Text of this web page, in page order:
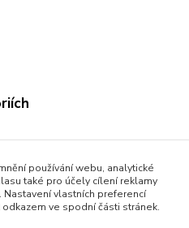
používání webu, analytické
také pro účely cílení reklamy
vlastních preferencí
ve spodní části stránek.